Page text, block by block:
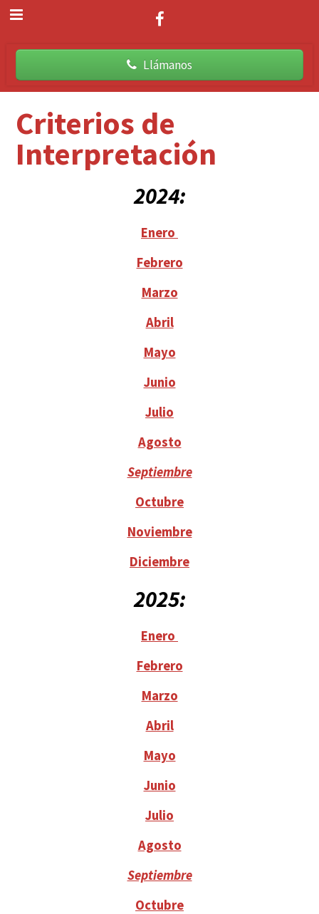
Llámanos
Criterios de
Interpretación
2024:
Enero
Febrero
Marzo
Abril
Mayo
Junio
Julio
Agosto
Septiembre
Octubre
Noviembre
Diciembre
2025:
Enero
Febrero
Marzo
Abril
Mayo
Junio
Julio
Agosto
Septiembre
Octubre